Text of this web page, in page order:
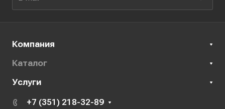
Компания
Каталог
Услуги
+7 (351) 218-32-89